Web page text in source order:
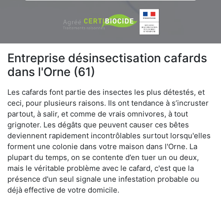
Entreprise désinsectisation cafards
dans l'Orne (61)
Les cafards font partie des insectes les plus détestés, et
ceci, pour plusieurs raisons. Ils ont tendance à s’incruster
partout, à salir, et comme de vrais omnivores, à tout
grignoter. Les dégâts que peuvent causer ces bêtes
deviennent rapidement incontrôlables surtout lorsqu'elles
forment une colonie dans votre maison dans l'Orne. La
plupart du temps, on se contente d’en tuer un ou deux,
mais le véritable problème avec le cafard, c'est que la
présence d'un seul signale une infestation probable ou
déjà effective de votre domicile.